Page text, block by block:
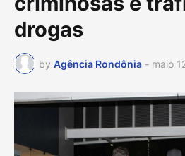
drogas
by Agência Rondônia - maio